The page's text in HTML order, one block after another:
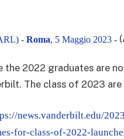
- Roma, 5 Maggio 2023 -
the 2022 graduates are
The class of 2023
news.vanderbilt.edu/
for-class-of-2022-